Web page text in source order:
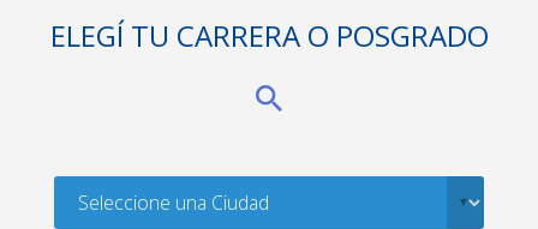
ELEGÍ TU CARRERA O POSGRADO